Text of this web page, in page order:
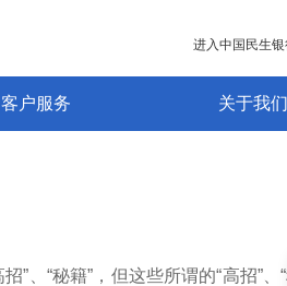
进入中国民生
客户服务 关于我们
、“秘籍”，但这些所谓的“高招”、